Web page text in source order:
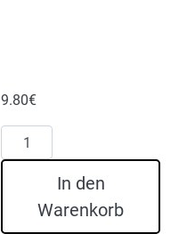
9.80€
Korkzieher
mit
Menge
In den
Warenkorb